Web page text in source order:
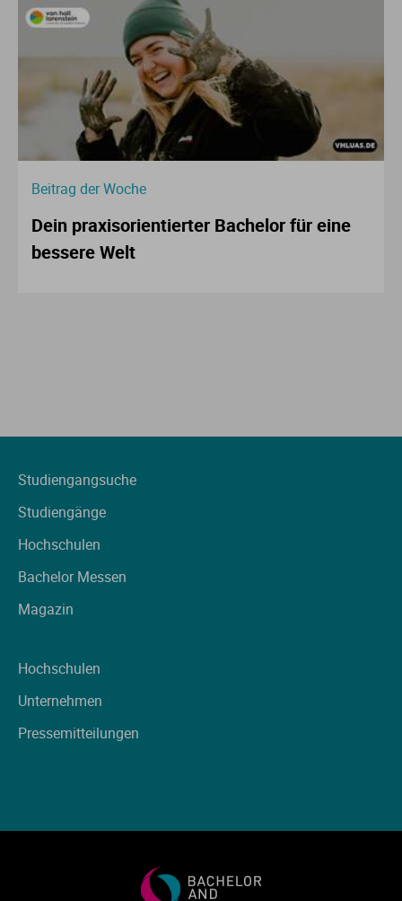
Beitrag der Woche
Dein praxisorientierter Bachelor für eine
bessere Welt
Studiengangsuche
Studiengänge
Hochschulen
Bachelor Messen
Magazin
Hochschulen
Unternehmen
Pressemitteilungen